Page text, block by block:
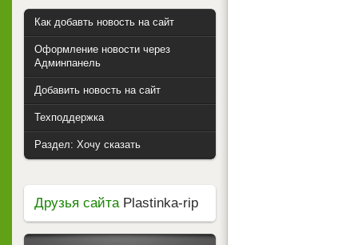
Как добавть новость на сайт
Оформление новости через
Админпанель
Добавить новость на сайт
Техподдержка
Раздел: Хочу сказать
Друзья сайтаPlastinka-rip